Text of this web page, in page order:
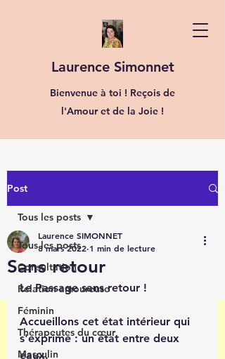
Laurence Simonnet
Bienvenue à toi ! Reçois de
l'Amour et de la Joie !
Post
Tous les posts
Consultation
Relation amoureuse
Féminin
Thérapeutes du cœur
Masculin
Tous les posts
Sans retour
Laurence SIMONNET
8 mars 2022 1 min de lecture
Le Passage sans retour !
Accueillons cet état intérieur qui
s'exprime : un état entre deux
eaux.